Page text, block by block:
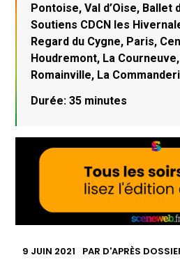
Pontoise, Val d’Oise, Ballet
Soutiens CDCN les
Regard du Cygne, Paris,
Houdremont, La
Romainville, La
Durée: 35 minutes
9 JUIN 2021 PAR D'APRÈS